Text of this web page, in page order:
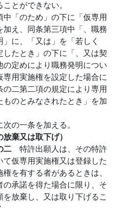
とができない。
「のため」の下に「仮専用
え、同条第三項中「、職務
に、「又は」を「若しく
したとき」の下に「、又は契
定めにより職務発明につい
専用実施権を設定した場合に
の二第二項の規定により専用
のとみなされたとき」を加
の一条を加える。
放棄又は取下げ）
二 特許出願人は、その特許
て仮専用実施権又は登録した
を有する者があるときは、
の承諾を得た場合に限り、そ
を放棄し、又は取り下げるこ